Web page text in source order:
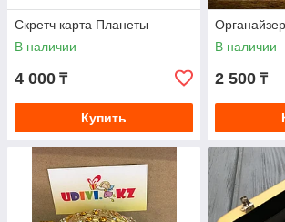
Скретч карта Планеты
В наличии
4 000 ₸
Купить
В наличии
2 500 ₸